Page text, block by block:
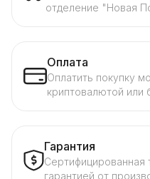
отделение "Новая
Оплата
Оплатить покупку
криптовалютой или
Гарантия
Сертифицированная
гарантией от